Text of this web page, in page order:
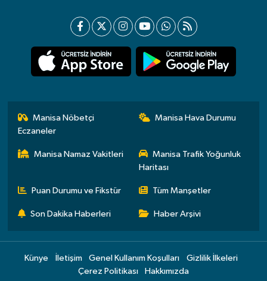
Manisa Nöbetçi
Eczaneler
Manisa Hava Durumu
Manisa Namaz Vakitleri
Manisa Trafik Yoğunluk
Haritası
Puan Durumu ve Fikstür Tüm Manşetler
Son Dakika Haberleri Haber Arşivi
Künye İletişim Genel Kullanım Koşulları
Gizlilik İlkeleri
Çerez Politikası
Hakkımızda